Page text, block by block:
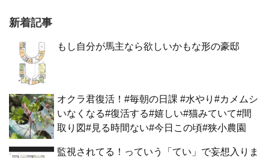
新着記事
もし自分が馬主なら欲しいかもな形の豪邸
オクラ君復活！#毎朝の日課 #水やり#カメムシ
いなくなる#復活する#嬉しい#猫みていて#間
取り図#見る時間ない#今日この頃#狭小農園
監視されてる！っていう「てい」で妄想入りま